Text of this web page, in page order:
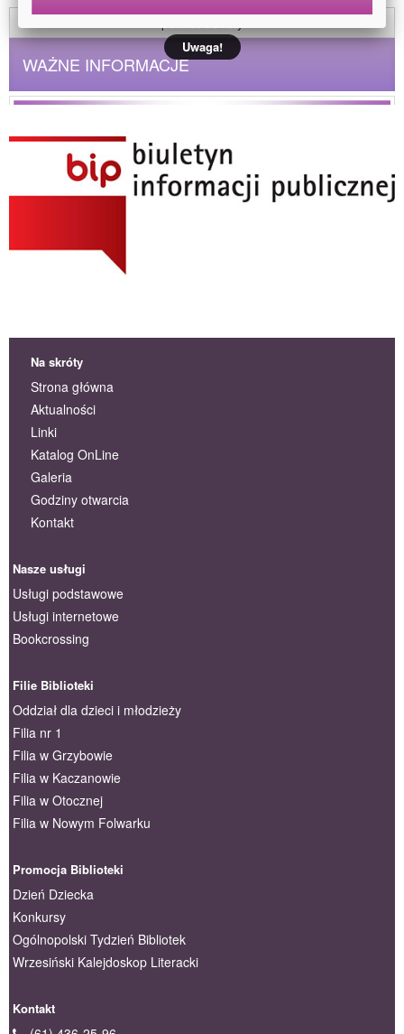
WAŻNE INFORMACJE
Na skróty
Strona główna
Aktualności
Linki
Katalog OnLine
Galeria
Godziny otwarcia
Kontakt
Nasze usługi
Usługi podstawowe
Usługi internetowe
Bookcrossing
Filie Biblioteki
Oddział dla dzieci i młodzieży
Filia nr 1
Filia w Grzybowie
Filia w Kaczanowie
Filia w Otocznej
Filia w Nowym Folwarku
Promocja Biblioteki
Dzień Dziecka
Konkursy
Ogólnopolski Tydzień Bibliotek
Wrzesiński Kalejdoskop Literacki
Kontakt
Uwaga!